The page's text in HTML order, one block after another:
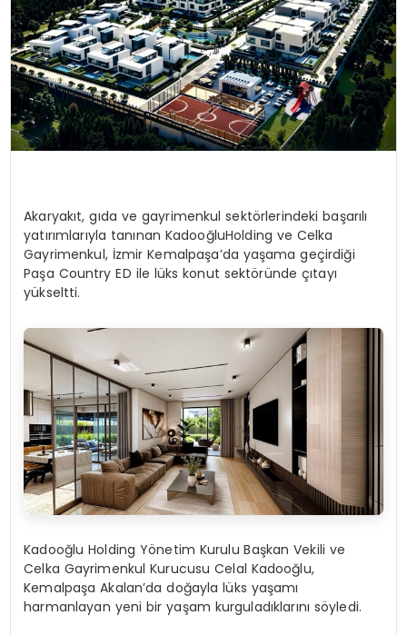
YAŞAM
Akaryakıt, gıda ve gayrimenkul sektörlerindeki başarılı
yatırımlarıyla tanınan KadooğluHolding ve Celka
Gayrimenkul, İzmir Kemalpaşa’da yaşama geçirdiği
Paşa Country ED ile lüks konut sektöründe çıtayı
yükseltti.
Kadooğlu Holding Yönetim Kurulu Başkan Vekili ve
Celka Gayrimenkul Kurucusu Celal Kadooğlu,
Kemalpaşa Akalan’da doğayla lüks yaşamı
harmanlayan yeni bir yaşam kurguladıklarını söyledi.